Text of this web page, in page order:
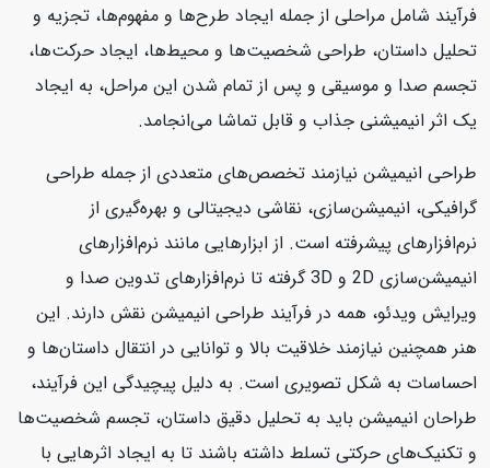
فرآیند شامل مراحلی از جمله ایجاد طرح‌ها و مفهوم‌ها، تجزیه و
تحلیل داستان، طراحی شخصیت‌ها و محیط‌ها، ایجاد حرکت‌ها،
تجسم صدا و موسیقی و پس از تمام شدن این مراحل، به ایجاد
یک اثر انیمیشنی جذاب و قابل تماشا می‌انجامد.
طراحی انیمیشن نیازمند تخصص‌های متعددی از جمله طراحی
گرافیکی، انیمیشن‌سازی، نقاشی دیجیتالی و بهره‌گیری از
نرم‌افزارهای پیشرفته است. از ابزارهایی مانند نرم‌افزارهای
انیمیشن‌سازی 2D و 3D گرفته تا نرم‌افزارهای تدوین صدا و
ویرایش ویدئو، همه در فرآیند طراحی انیمیشن نقش دارند. این
هنر همچنین نیازمند خلاقیت بالا و توانایی در انتقال داستان‌ها و
احساسات به شکل تصویری است. به دلیل پیچیدگی این فرآیند،
طراحان انیمیشن باید به تحلیل دقیق داستان، تجسم شخصیت‌ها
و تکنیک‌های حرکتی تسلط داشته باشند تا به ایجاد اثرهایی با